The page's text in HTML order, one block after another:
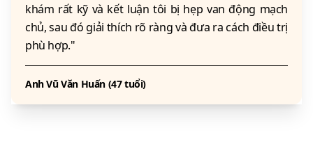
khám rất kỹ và kết luận tôi bị hẹp van động mạch
chủ, sau đó giải thích rõ ràng và đưa ra cách điều trị
phù hợp."
Anh Vũ Văn Huấn (47 tuổi)